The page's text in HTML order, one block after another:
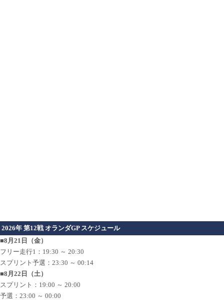
2026年 第12戦 オランダGP スケジュール
■8月21日（金）
フリー走行1：19:30 ～ 20:30
スプリント予選：23:30 ～ 00:14
■8月22日（土）
スプリント：19:00 ～ 20:00
予選：23:00 ～ 00:00